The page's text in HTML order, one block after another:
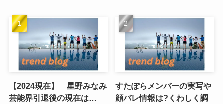
【2024現在】 星野みなみ
芸能界引退後の現在は…
すたぽらメンバーの実写や
顔バレ情報は?くわしく調